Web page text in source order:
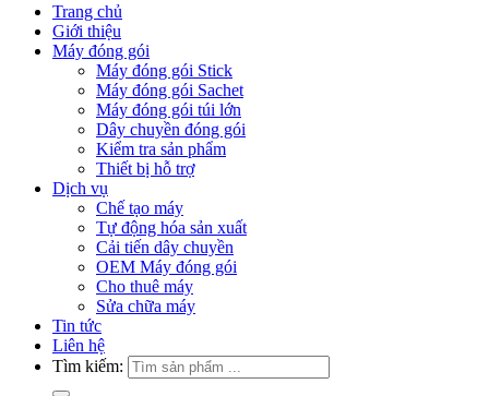
Trang chủ
Giới thiệu
Máy đóng gói
Máy đóng gói Stick
Máy đóng gói Sachet
Máy đóng gói túi lớn
Dây chuyền đóng gói
Kiểm tra sản phẩm
Thiết bị hỗ trợ
Dịch vụ
Chế tạo máy
Tự động hóa sản xuất
Cải tiến dây chuyền
OEM Máy đóng gói
Cho thuê máy
Sửa chữa máy
Tin tức
Liên hệ
Tìm kiếm: